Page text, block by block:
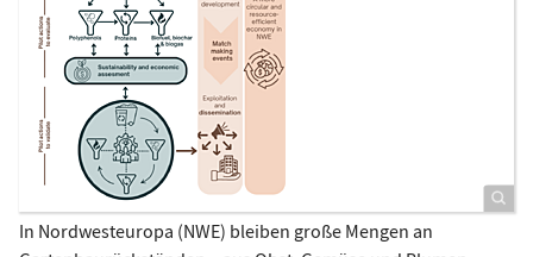
In Nordwesteuropa (NWE) bleiben große Mengen an